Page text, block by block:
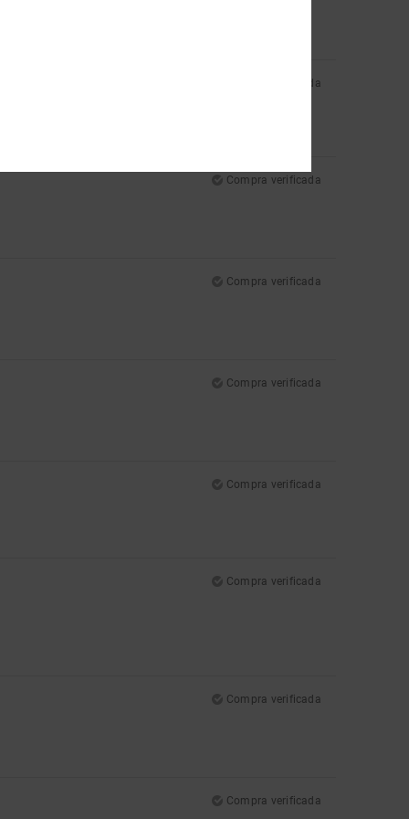
Compra verificada
Compra verificada
Compra verificada
Compra verificada
Compra verificada
Compra verificada
Compra verificada
Compra verificada